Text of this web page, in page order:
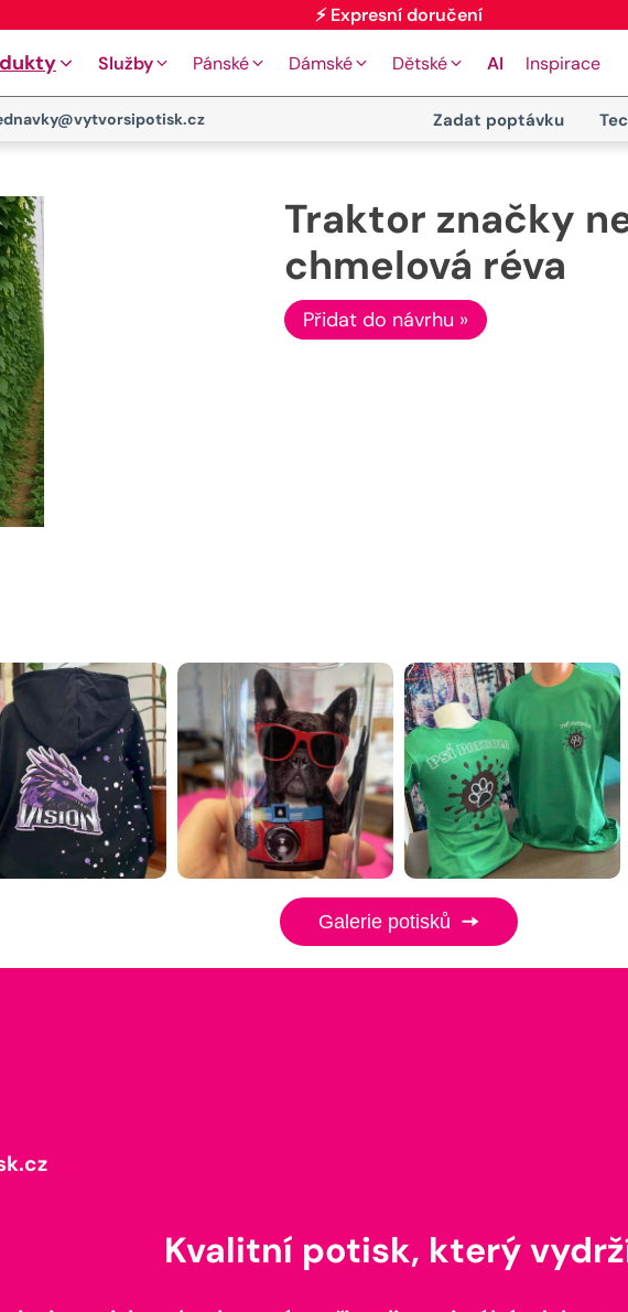
Služby Pánské Dámské Dětské AI Inspirace
Zadat poptávku
Traktor značky
chmelová réva
Přidat do návrhu »
Galerie potisků
Kvalitní potisk, který